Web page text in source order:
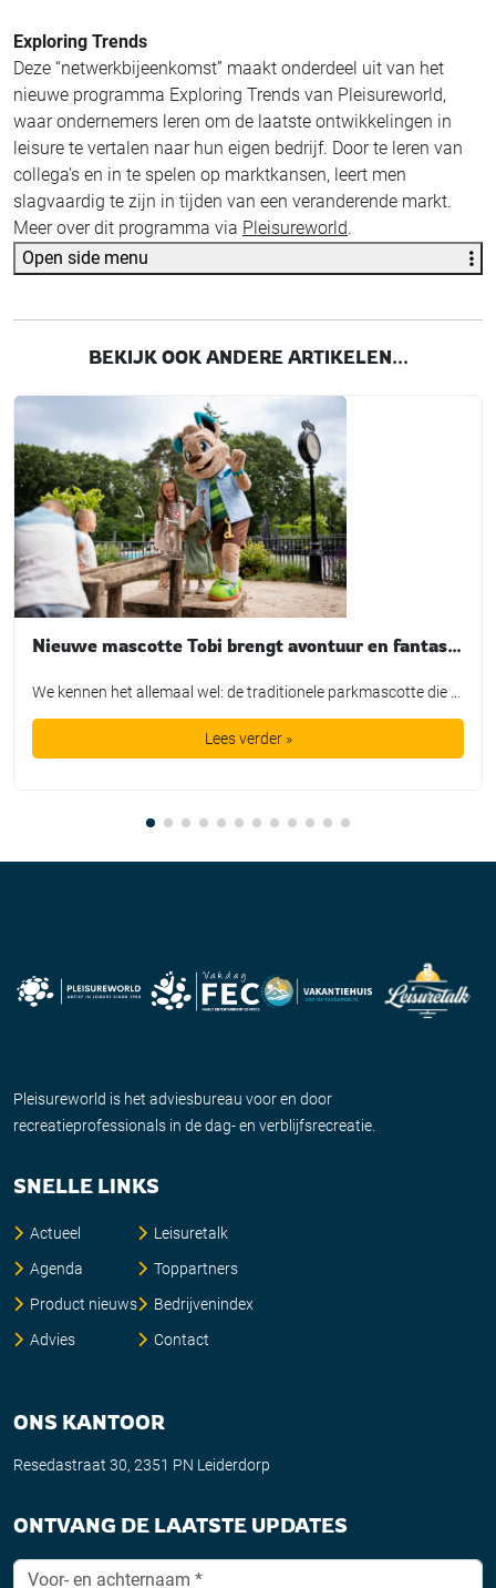
Exploring Trends
Deze “netwerkbijeenkomst” maakt onderdeel uit van het
nieuwe programma Exploring Trends van Pleisureworld,
waar ondernemers leren om de laatste ontwikkelingen in
leisure te vertalen naar hun eigen bedrijf. Door te leren van
collega’s en in te spelen op marktkansen, leert men
slagvaardig te zijn in tijden van een veranderende markt.
Meer over dit programma via Pleisureworld.
Open side menu
BEKIJK OOK ANDERE ARTIKELEN...
Nieuwe mascotte Tobi brengt avontuur en fantasie tot leven bij TopParken
Lees verder »
Pleisureworld is het adviesbureau voor en door
recreatieprofessionals in de dag- en verblijfsrecreatie.
SNELLE LINKS
Actueel
Agenda
Product nieuws
Advies
Leisuretalk
Toppartners
Bedrijvenindex
Contact
ONS KANTOOR
Resedastraat 30, 2351 PN Leiderdorp
ONTVANG DE LAATSTE UPDATES